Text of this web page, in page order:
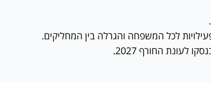
לכל המשפחה והגרלה בין המחליקים.
לעונת החורף 2027.